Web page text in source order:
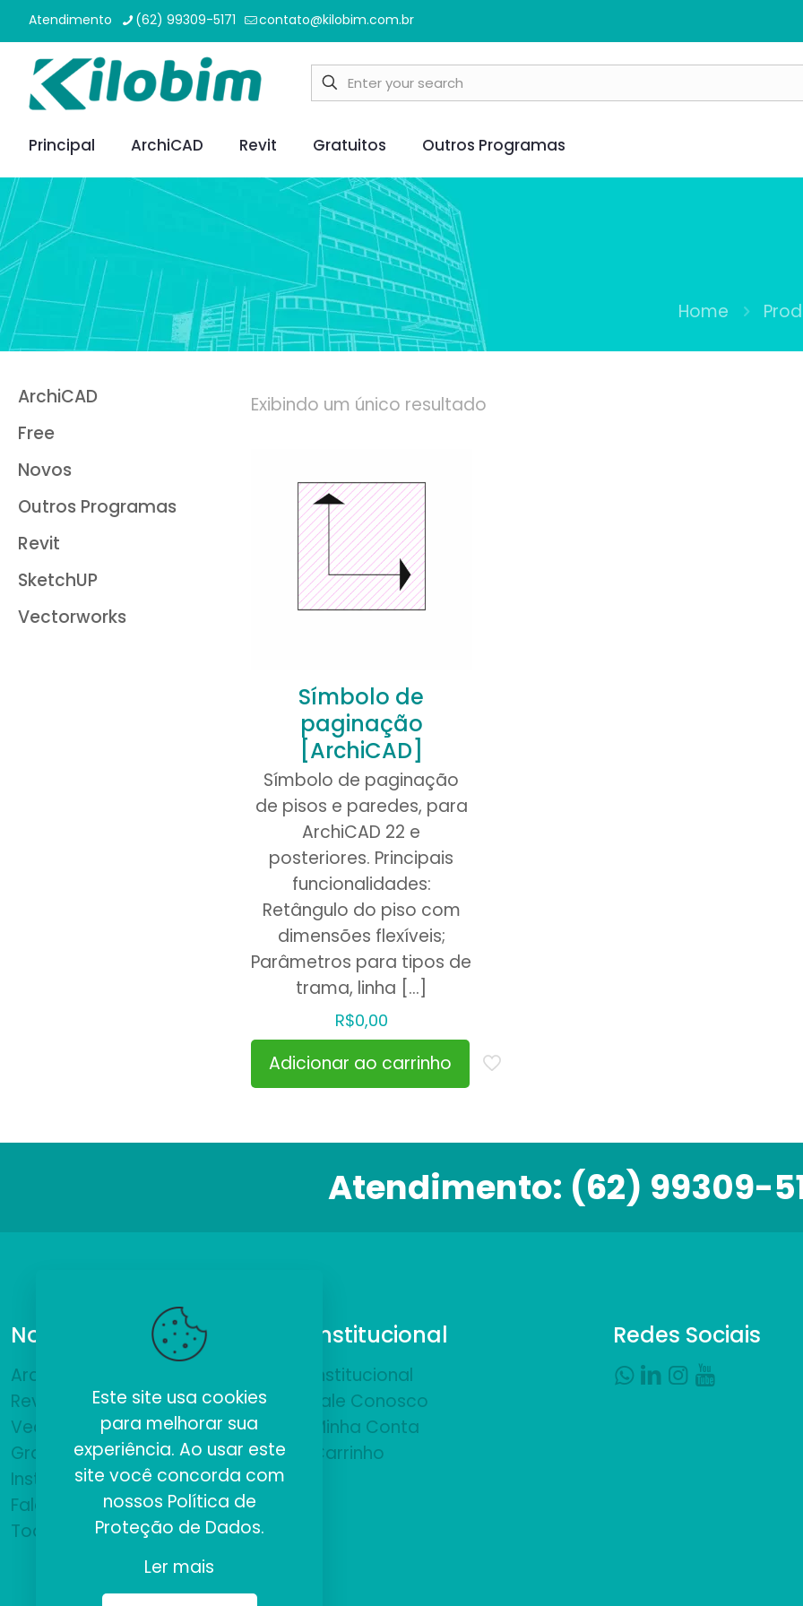
Atendimento (62) 99309-5171 contato@kilobim.com.br
Principal ArchiCAD Revit Gratuitos Outros Programas
Home
Exibindo um único resultado
Símbolo de
paginação
[ArchiCAD]
Símbolo de paginação
de pisos e paredes, para
ArchiCAD 22 e
posteriores. Principais
funcionalidades:
Retângulo do piso com
dimensões flexíveis;
Parâmetros para tipos de
trama, linha […]
R$0,00
Adicionar ao carrinho
ArchiCAD
Free
Novos
Outros Programas
Revit
SketchUP
Vectorworks
Atendimento: (62) 99309-
Nossos Produtos
ArchiCAD
Revit
VectorWorks
Gratuitos
Institucional
Fale Conosco
Todos
Institucional
Institucional
Fale Conosco
Minha Conta
Carrinho
Redes Sociais
Este site usa cookies
para melhorar sua
experiência. Ao usar este
site você concorda com
nossos Política de
Proteção de Dados.
Ler mais